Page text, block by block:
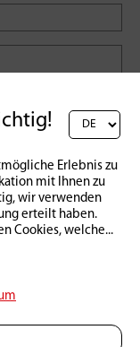
Erlebnis zu
mit Ihnen zu
wir verwenden
erteilt haben.
Cookies, welche...